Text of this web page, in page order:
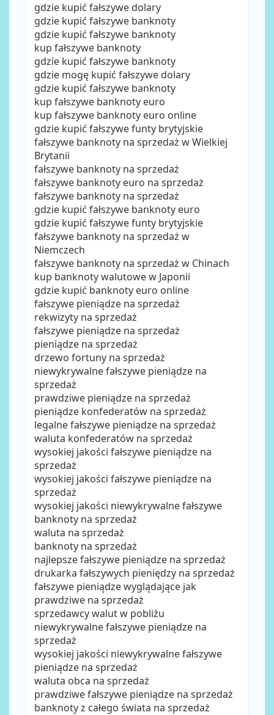
gdzie kupić fałszywe dolary
gdzie kupić fałszywe banknoty
gdzie kupić fałszywe banknoty
kup fałszywe banknoty
gdzie kupić fałszywe banknoty
gdzie mogę kupić fałszywe dolary
gdzie kupić fałszywe banknoty
kup fałszywe banknoty euro
kup fałszywe banknoty euro online
gdzie kupić fałszywe funty brytyjskie
fałszywe banknoty na sprzedaż w Wielkiej
Brytanii
fałszywe banknoty na sprzedaż
fałszywe banknoty euro na sprzedaż
fałszywe banknoty na sprzedaż
gdzie kupić fałszywe banknoty euro
gdzie kupić fałszywe funty brytyjskie
fałszywe banknoty na sprzedaż w
Niemczech
fałszywe banknoty na sprzedaż w Chinach
kup banknoty walutowe w Japonii
gdzie kupić banknoty euro online
fałszywe pieniądze na sprzedaż
rekwizyty na sprzedaż
fałszywe pieniądze na sprzedaż
pieniądze na sprzedaż
drzewo fortuny na sprzedaż
niewykrywalne fałszywe pieniądze na
sprzedaż
prawdziwe pieniądze na sprzedaż
pieniądze konfederatów na sprzedaż
legalne fałszywe pieniądze na sprzedaż
waluta konfederatów na sprzedaż
wysokiej jakości fałszywe pieniądze na
sprzedaż
wysokiej jakości fałszywe pieniądze na
sprzedaż
wysokiej jakości niewykrywalne fałszywe
banknoty na sprzedaż
waluta na sprzedaż
banknoty na sprzedaż
najlepsze fałszywe pieniądze na sprzedaż
drukarka fałszywych pieniędzy na sprzedaż
fałszywe pieniądze wyglądające jak
prawdziwe na sprzedaż
sprzedawcy walut w pobliżu
niewykrywalne fałszywe pieniądze na
sprzedaż
wysokiej jakości niewykrywalne fałszywe
pieniądze na sprzedaż
waluta obca na sprzedaż
prawdziwe fałszywe pieniądze na sprzedaż
banknoty z całego świata na sprzedaż